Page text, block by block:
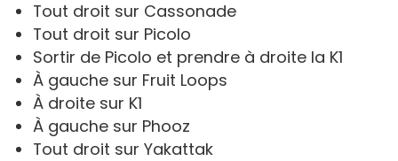
Tout droit sur Cassonade
Tout droit sur Picolo
Sortir de Picolo et prendre à droite la K1
À gauche sur Fruit Loops
À droite sur K1
À gauche sur Phooz
Tout droit sur Yakattak